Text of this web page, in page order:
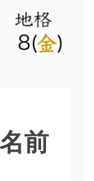
前